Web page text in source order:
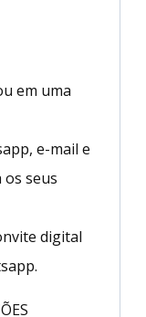
em uma
e-mail e
os seus
digital